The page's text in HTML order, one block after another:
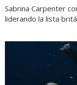
Sabrina Carpenter
liderando la lista